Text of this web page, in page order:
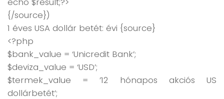
{/source})
1 éves USA dollár betét: évi {source}
<?php
$bank_value = ‘Unicredit Bank’;
$deviza_value = ‘USD’;
$termek_value = ’12 hónapos akciós US
dollárbetét’;